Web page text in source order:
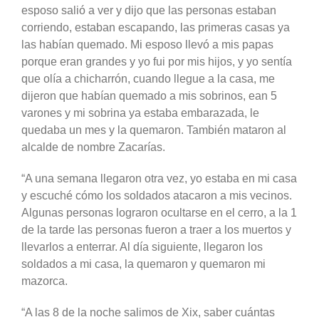
esposo salió a ver y dijo que las personas estaban
corriendo, estaban escapando, las primeras casas ya
las habían quemado. Mi esposo llevó a mis papas
porque eran grandes y yo fui por mis hijos, y yo sentía
que olía a chicharrón, cuando llegue a la casa, me
dijeron que habían quemado a mis sobrinos, ean 5
varones y mi sobrina ya estaba embarazada, le
quedaba un mes y la quemaron. También mataron al
alcalde de nombre Zacarías.
“A una semana llegaron otra vez, yo estaba en mi casa
y escuché cómo los soldados atacaron a mis vecinos.
Algunas personas lograron ocultarse en el cerro, a la 1
de la tarde las personas fueron a traer a los muertos y
llevarlos a enterrar. Al día siguiente, llegaron los
soldados a mi casa, la quemaron y quemaron mi
mazorca.
“A las 8 de la noche salimos de Xix, saber cuántas